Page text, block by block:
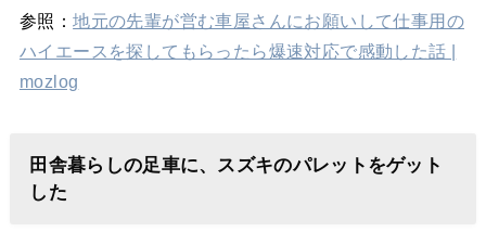
参照：地元の先輩が営む車屋さんにお願いして仕事用の
ハイエースを探してもらったら爆速対応で感動した話 |
mozlog
田舎暮らしの足車に、スズキのパレットをゲット
した